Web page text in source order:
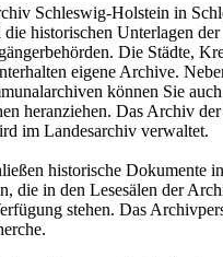
Schleswig-Holstein in
die historischen Unterlagen
Die Städte,
eigene Archive.
können Sie
heranziehen. Das Archiv
im Landesarchiv verwaltet.
historische Dokumente
die in den Lesesälen der
stehen. Das